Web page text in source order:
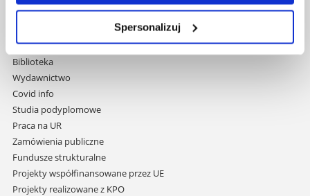
Spersonalizuj
nawigację
i
przejdź
do
treści
Mapa serwisu
Biblioteka
Wydawnictwo
Covid info
Studia podyplomowe
Praca na UR
Zamówienia publiczne
Fundusze strukturalne
Projekty współfinansowane przez UE
Projekty realizowane z KPO